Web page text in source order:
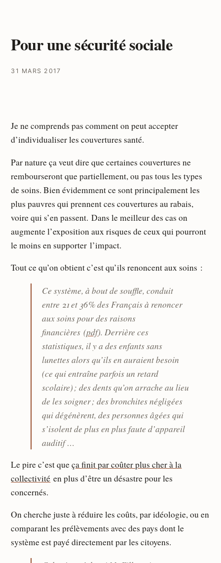
Pour une sécurité sociale
31 MARS 2017
Je ne comprends pas comment on peut accepter
d’individualiser les couvertures santé.
Par nature ça veut dire que certaines couvertures ne
rembourseront que partiellement, ou pas tous les types
de soins. Bien évidemment ce sont principalement les
plus pauvres qui prennent ces couvertures au rabais,
voire qui s’en passent. Dans le meilleur des cas on
augmente l’exposition aux risques de ceux qui pourront
le moins en supporter l’impact.
Tout ce qu’on obtient c’est qu’ils renoncent aux soins :
Ce système, à bout de souffle, conduit
entre 21 et 36 % des Français à renoncer
aux soins pour des raisons
financières (pdf). Derrière ces
statistiques, il y a des enfants sans
lunettes alors qu’ils en auraient besoin
(ce qui entraîne parfois un retard
scolaire) ; des dents qu’on arrache au lieu
de les soigner ; des bronchites négligées
qui dégénèrent, des personnes âgées qui
s’isolent de plus en plus faute d’appareil
auditif …
Le pire c’est queça finit par coûter plus cher à la
collectivité en plus d’être un désastre pour les
concernés.
On cherche juste à réduire les coûts, par idéologie, ou en
comparant les prélèvements avec des pays dont le
système est payé directement par les citoyens.